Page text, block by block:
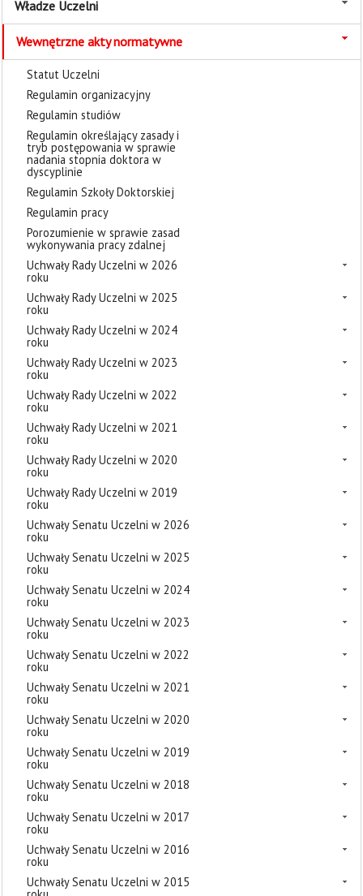
Władze Uczelni
Wewnętrzne akty normatywne
Statut Uczelni
Regulamin organizacyjny
Regulamin studiów
Regulamin określający zasady i
tryb postępowania w sprawie
nadania stopnia doktora w
dyscyplinie
Regulamin Szkoły Doktorskiej
Regulamin pracy
Porozumienie w sprawie zasad
wykonywania pracy zdalnej
Uchwały Rady Uczelni w 2026
roku
Uchwały Rady Uczelni w 2025
roku
Uchwały Rady Uczelni w 2024
roku
Uchwały Rady Uczelni w 2023
roku
Uchwały Rady Uczelni w 2022
roku
Uchwały Rady Uczelni w 2021
roku
Uchwały Rady Uczelni w 2020
roku
Uchwały Rady Uczelni w 2019
roku
Uchwały Senatu Uczelni w 2026
roku
Uchwały Senatu Uczelni w 2025
roku
Uchwały Senatu Uczelni w 2024
roku
Uchwały Senatu Uczelni w 2023
roku
Uchwały Senatu Uczelni w 2022
roku
Uchwały Senatu Uczelni w 2021
roku
Uchwały Senatu Uczelni w 2020
roku
Uchwały Senatu Uczelni w 2019
roku
Uchwały Senatu Uczelni w 2018
roku
Uchwały Senatu Uczelni w 2017
roku
Uchwały Senatu Uczelni w 2016
roku
Uchwały Senatu Uczelni w 2015